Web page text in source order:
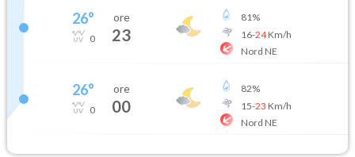
26°
0
ore
23
81%
16-24Km/h
Nord NE
26°
0
ore
00
82%
15-23 Km/h
Nord NE